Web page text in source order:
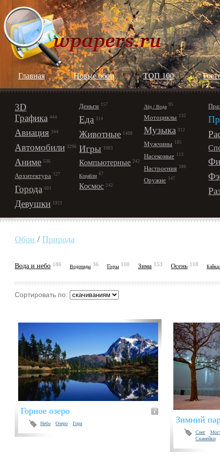
Главная Новые обои ТОП 100
3D
Графика 444
Авиация 344
Автомобили 3296
Аниме 536
Архитектура 127
Города 601
Девушки 1921
Деньги 157
Еда 314
Животные 1488
Игры 1003
Компьютерные 242
Корабли 67
Космос 242
Лёд / Вода 95
Мотоциклы 132
Музыка 312
Мужчины 185
Насекомые 113
Настроения 186
Оружие 147
Обои / Природа
Вода и небо 186 Водопады 36 Горы 100 Зима 153 Осень 118
Сортировать по:
Горное озеро
Небо Озеро Гора Зимний
Снег
Скамейки